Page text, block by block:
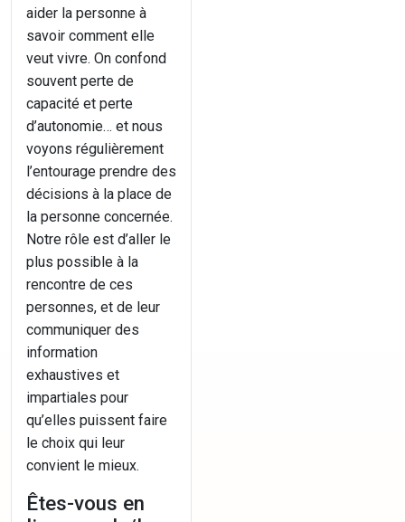
aider la personne à
savoir comment elle
veut vivre. On confond
souvent perte de
capacité et perte
d’autonomie… et nous
voyons régulièrement
l’entourage prendre des
décisions à la place de
la personne concernée.
Notre rôle est d’aller le
plus possible à la
rencontre de ces
personnes, et de leur
communiquer des
information
exhaustives et
impartiales pour
qu’elles puissent faire
le choix qui leur
convient le mieux.
Êtes-vous en